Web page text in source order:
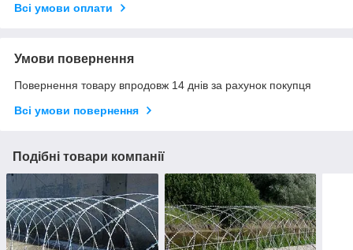
Всі умови оплати
Умови повернення
Повернення товару впродовж 14 днів за рахунок покупця
Всі умови повернення
Подібні товари компанії